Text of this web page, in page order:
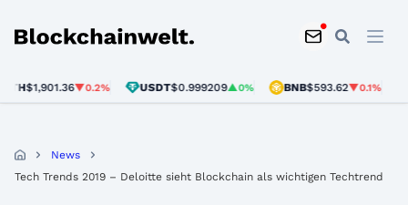
Blockchainwelt
$1,901.36▼0.2% USDT$0.999209▲0% BNB$593.62▼0.1%
News
Tech Trends 2019 – Deloitte sieht Blockchain als wichtigen Techtrend